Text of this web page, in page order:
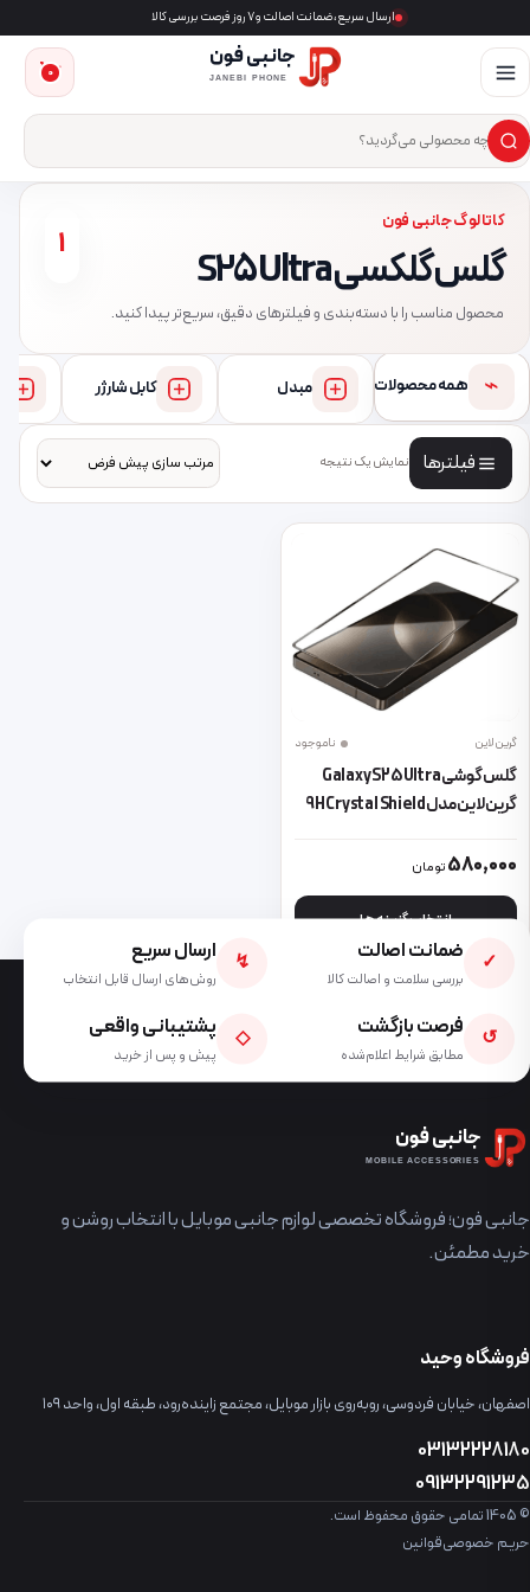
ارسال سریع، ضمانت اصالت و ۷ روز فرصت بررسی کالا
جانبی فون
JANEBI PHONE
جست‌وجوی محصول
×
0
کاتالوگ جانبی فون
گلس گلکسی S25 Ultra
محصول مناسب را با دسته‌بندی و فیلترهای دقیق، سریع‌تر پیدا کنید.
1
⌁ همه محصولات مبدل کابل شارژر
فیلترها نمایش یک نتیجه
گرین لاین ناموجود
گلس گوشی Galaxy S25 Ultra
گرین لاین مدل 9H Crystal Shield
580,000تومان
انتخاب گزینه ها
این محصول دارای انواع مختلفی می باشد. گزینه ها ممکن است در
✓ ضمانت اصالت
بررسی سلامت و اصالت کالا
↯ ارسال سریع
روش‌های ارسال قابل انتخاب
↺ فرصت بازگشت
مطابق شرایط اعلام‌شده
◇ پشتیبانی واقعی
پیش و پس از خرید
جانبی فون
MOBILE ACCESSORIES
جانبی فون؛ فروشگاه تخصصی لوازم جانبی موبایل با انتخاب روشن و
خرید مطمئن.
فروشگاه وحید
اصفهان، خیابان فردوسی، روبه‌روی بازار موبایل، مجتمع زاینده‌رود، طبقه اول، واحد ۱۰۹
03132228180
09132291235
© 1405 تمامی حقوق محفوظ است.
حریم خصوصیقوانین